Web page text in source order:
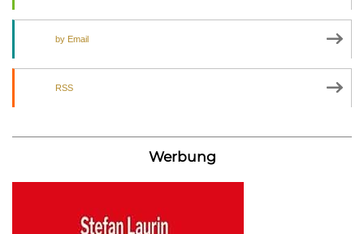
by Email
RSS
Werbung